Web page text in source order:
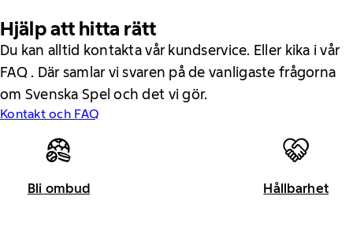
Hjälp att hitta rätt
Du kan alltid kontakta vår kundservice. Eller kika i vår
FAQ . Där samlar vi svaren på de vanligaste frågorna
om Svenska Spel och det vi gör.
Kontakt och FAQ
Bli ombud Hållbarhet